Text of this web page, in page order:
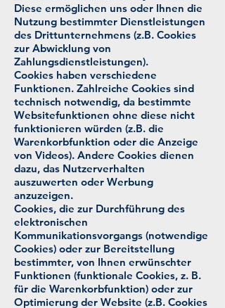
Diese ermöglichen uns oder Ihnen die
Nutzung bestimmter Dienstleistungen
des Drittunternehmens (z.B. Cookies
zur Abwicklung von
Zahlungsdienstleistungen).
Cookies haben verschiedene
Funktionen. Zahlreiche Cookies sind
technisch notwendig, da bestimmte
Websitefunktionen ohne diese nicht
funktionieren würden (z.B. die
Warenkorbfunktion oder die Anzeige
von Videos). Andere Cookies dienen
dazu, das Nutzerverhalten
auszuwerten oder Werbung
anzuzeigen.
Cookies, die zur Durchführung des
elektronischen
Kommunikationsvorgangs (notwendige
Cookies) oder zur Bereitstellung
bestimmter, von Ihnen erwünschter
Funktionen (funktionale Cookies, z. B.
für die Warenkorbfunktion) oder zur
Optimierung der Website (z.B. Cookies